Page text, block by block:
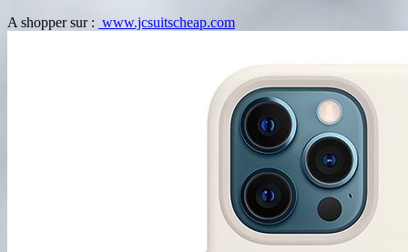
A shopper sur : www.jcsuitscheap.com